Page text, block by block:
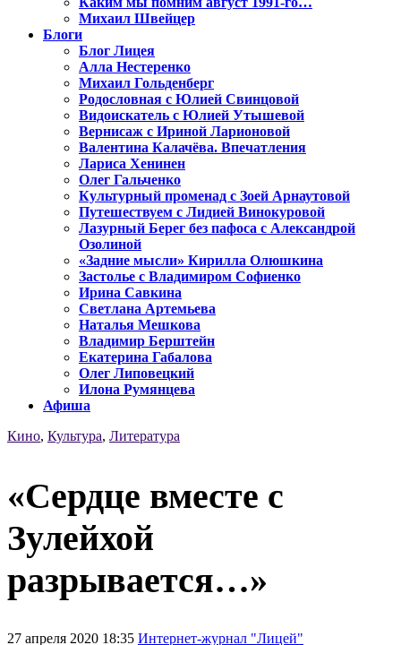
Михаил Швейцер
Блоги
Блог Лицея
Алла Нестеренко
Михаил Гольденберг
Родословная с Юлией Свинцовой
Видоискатель с Юлией Утышевой
Вернисаж с Ириной Ларионовой
Валентина Калачёва. Впечатления
Лариса Хенинен
Олег Гальченко
Культурный променад с Зоей Арнаутовой
Путешествуем с Лидией Винокуровой
Лазурный Берег без пафоса с Александрой
Озолиной
«Задние мысли» Кирилла Олюшкина
Застолье с Владимиром Софиенко
Ирина Савкина
Светлана Артемьева
Наталья Мешкова
Владимир Берштейн
Екатерина Габалова
Олег Липовецкий
Илона Румянцева
Афиша
Кино, Культура, Литература
«Сердце вместе с
Зулейхой
разрывается…»
27 апреля 2020 18:35 Интернет-журнал "Лицей"